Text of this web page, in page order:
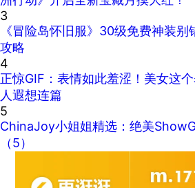
3
《冒险岛怀旧服》30级免费神装
攻略
4
正惊GIF：表情如此羞涩！美女这
人遐想连篇
5
ChinaJoy小姐姐精选：绝美
（5）